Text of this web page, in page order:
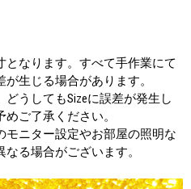
なります。すべて手作業にて
生じる場合があります。
うしてもSizeに誤差が発生し
ご了承ください。
ニター設定やお部屋の照明な
る場合がございます。